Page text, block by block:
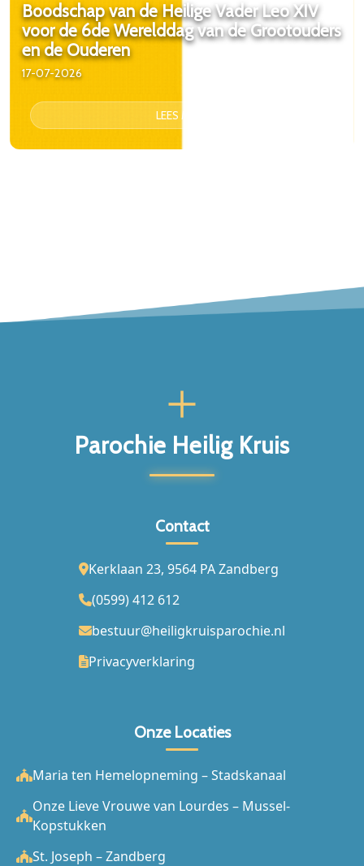
Boodschap van de Heilige Vader Leo XIV
voor de 6de Werelddag van de Grootouders
en de Ouderen
17-07-2026
LEES MEER
Parochie Heilig Kruis
Contact
Kerklaan 23, 9564 PA Zandberg
(0599) 412 612
bestuur@heiligkruisparochie.nl
Privacyverklaring
Onze Locaties
Maria ten Hemelopneming – Stadskanaal
Onze Lieve Vrouwe van Lourdes – Mussel-
Kopstukken
St. Joseph – Zandberg